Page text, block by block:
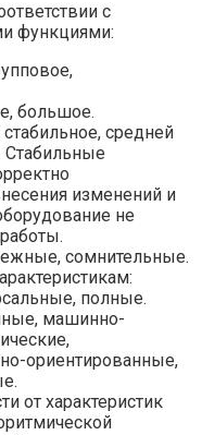
с
функциями:
большое.
средней
Стабильные
изменений и
не
сомнительные.
полные.
машинно-
ориентированные,
от характеристик